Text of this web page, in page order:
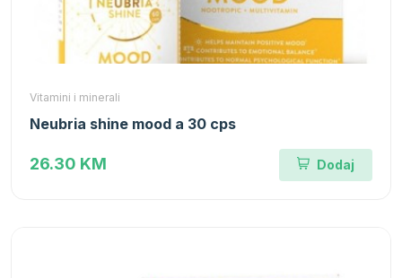
Vitamini i minerali
Neubria shine mood a 30 cps
26.30 KM Dodaj